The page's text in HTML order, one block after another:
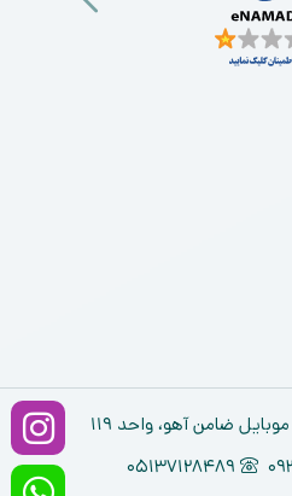
ضامن آهو، واحد ۱۱۹
05137128489